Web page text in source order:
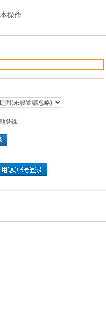
操作
登錄